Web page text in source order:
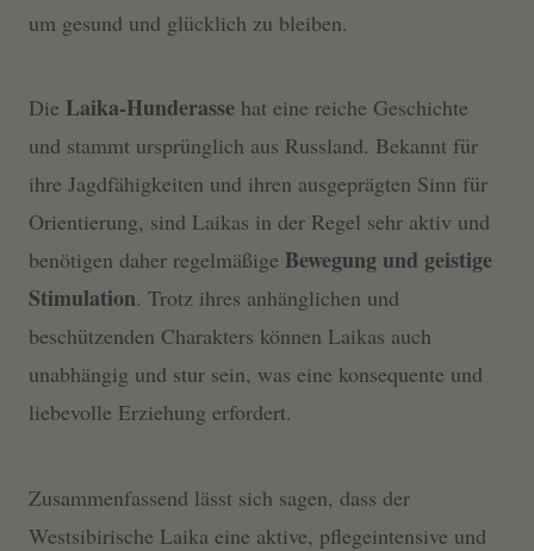
um gesund und glücklich zu bleiben.
Die Laika-Hunderasse hat eine reiche Geschichte
und stammt ursprünglich aus Russland. Bekannt für
ihre Jagdfähigkeiten und ihren ausgeprägten Sinn für
Orientierung, sind Laikas in der Regel sehr aktiv und
benötigen daher regelmäßige Bewegung und geistige
Stimulation. Trotz ihres anhänglichen und
beschützenden Charakters können Laikas auch
unabhängig und stur sein, was eine konsequente und
liebevolle Erziehung erfordert.
Zusammenfassend lässt sich sagen, dass der
Westsibirische Laika eine aktive, pflegeintensive und